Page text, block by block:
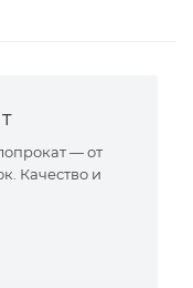
— от
Качество и